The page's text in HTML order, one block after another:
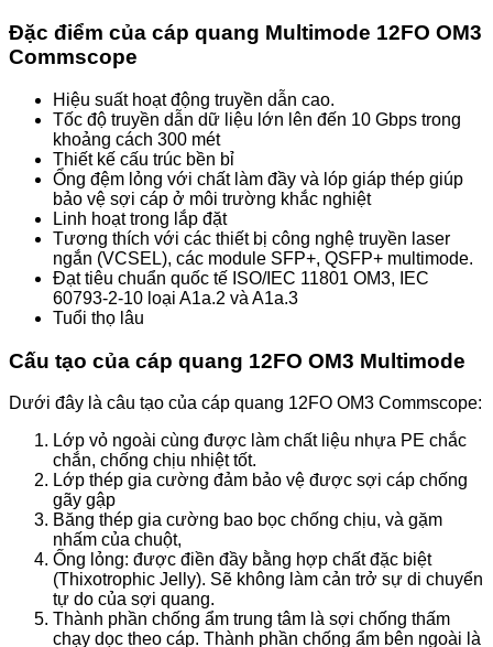
Đặc điểm của cáp quang Multimode 12FO OM3
Commscope
Hiệu suất hoạt động truyền dẫn cao.
Tốc độ truyền dẫn dữ liệu lớn lên đến 10 Gbps trong
khoảng cách 300 mét
Thiết kế cấu trúc bền bỉ
Ổng đệm lỏng với chất làm đầy và lóp giáp thép giúp
bảo vệ sợi cáp ở môi trường khắc nghiệt
Linh hoạt trong lắp đặt
Tương thích với các thiết bị công nghệ truyền laser
ngắn (VCSEL), các module SFP+, QSFP+ multimode.
Đạt tiêu chuẩn quốc tế ISO/IEC 11801 OM3, IEC
60793-2-10 loại A1a.2 và A1a.3
Tuổi thọ lâu
Cấu tạo của cáp quang 12FO OM3 Multimode
Dưới đây là câu tạo của cáp quang 12FO OM3 Commscope:
Lớp vỏ ngoài cùng được làm chất liệu nhựa PE chắc
chắn, chống chịu nhiệt tốt.
Lớp thép gia cường đảm bảo vệ được sợi cáp chống
gãy gập
Băng thép gia cường bao bọc chống chịu, và gặm
nhấm của chuột,
Ống lỏng: được điền đầy bằng hợp chất đặc biệt
(Thixotrophic Jelly). Sẽ không làm cản trở sự di chuyển
tự do của sợi quang.
Thành phần chống ẩm trung tâm là sợi chống thấm
chạy dọc theo cáp. Thành phần chống ẩm bên ngoài là